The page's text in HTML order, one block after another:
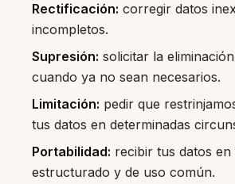
Rectificación: corregir datos
incompletos.
Supresión: solicitar la
cuando ya no sean necesarios.
Limitación: pedir que
tus datos en determinadas
Portabilidad: recibir tus datos
estructurado y de uso común.